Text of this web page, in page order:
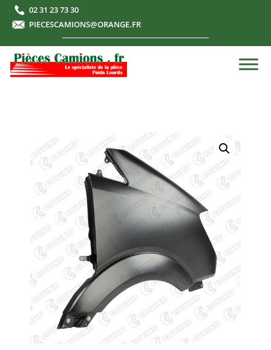
02 31 23 73 30
PIECESCAMIONS@ORANGE.FR